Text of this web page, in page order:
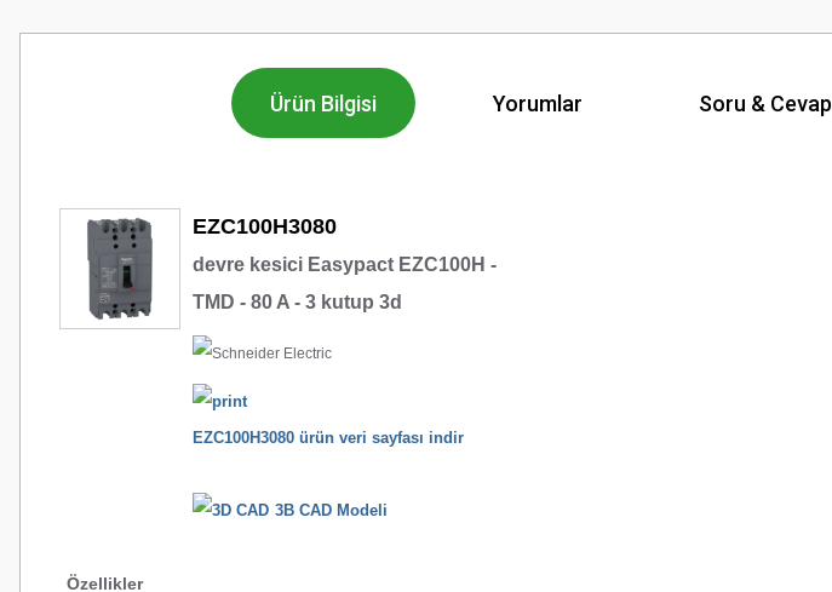
Ürün Bilgisi Yorumlar Soru & Cevap
EZC100H3080
devre kesici Easypact EZC100H -
TMD - 80 A - 3 kutup 3d
EZC100H3080 ürün veri sayfası indir
3B CAD Modeli
Özellikler